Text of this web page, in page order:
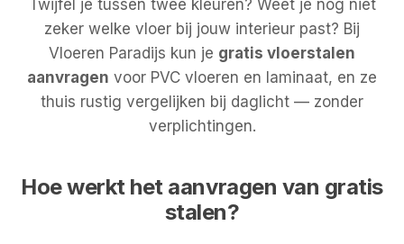
Twijfel je tussen twee kleuren? Weet je nog niet
zeker welke vloer bij jouw interieur past? Bij
Vloeren Paradijs kun je gratis vloerstalen
aanvragen voor PVC vloeren en laminaat, en ze
thuis rustig vergelijken bij daglicht — zonder
verplichtingen.
Hoe werkt het aanvragen van gratis
stalen?